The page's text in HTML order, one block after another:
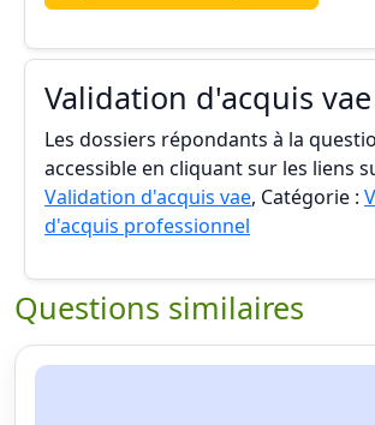
Validation d'acquis vae
Les dossiers répondants à la
accessible en cliquant sur les liens
Validation d'acquis vae, Catégorie :
d'acquis professionnel
Questions similaires